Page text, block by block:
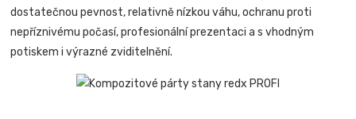
dostatečnou pevnost, relativně nízkou váhu, ochranu proti
nepříznivému počasí, profesionální prezentaci a s vhodným
potiskem i výrazné zviditelnění.